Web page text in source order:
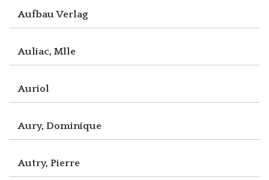
Aufbau Verlag
Auliac, Mlle
Auriol
Aury, Dominique
Autry, Pierre